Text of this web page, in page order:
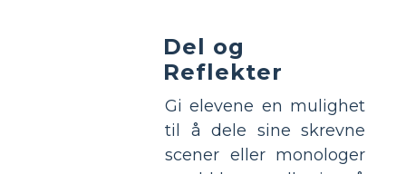
Del og
Reflekter
Gi elevene en mulighet
til å dele sine skrevne
scener eller monologer